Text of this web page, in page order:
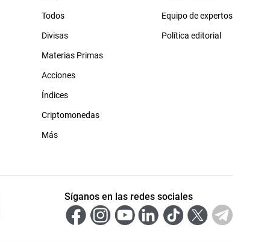
Todos
Divisas
Materias Primas
Acciones
Índices
Criptomonedas
Más
Equipo de expertos
Política editorial
Síganos en las redes sociales